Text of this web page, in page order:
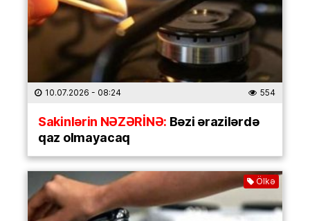
10.07.2026 - 08:24 554
Sakinlərin NƏZƏRİNƏ: Bəzi ərazilərdə
qaz olmayacaq
Ölkə